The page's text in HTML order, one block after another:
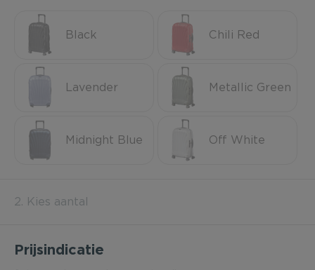
Black Chili Red
Lavender Metallic Green
Midnight Blue Off White
2. Kies aantal
Prijsindicatie